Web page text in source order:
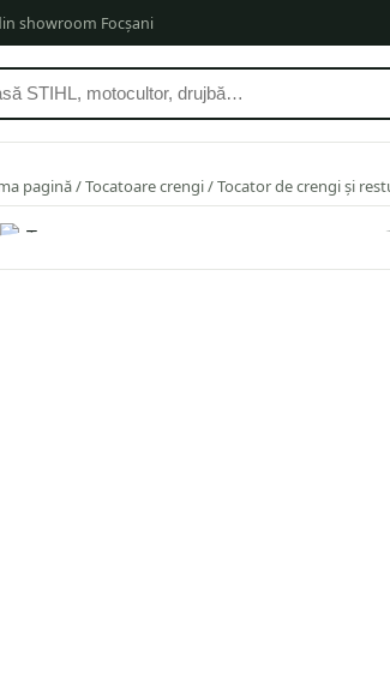
showroom Focșani
pagină/Tocatoare crengi/ Tocator de crengi și